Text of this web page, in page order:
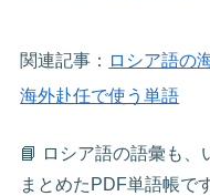
関連記事： ロシア語の
海外赴任で使う単語
📘 ロシア語の語彙も、
まとめたPDF単語帳で